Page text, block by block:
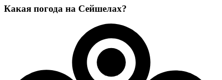
Какая погода на Сейшелах?